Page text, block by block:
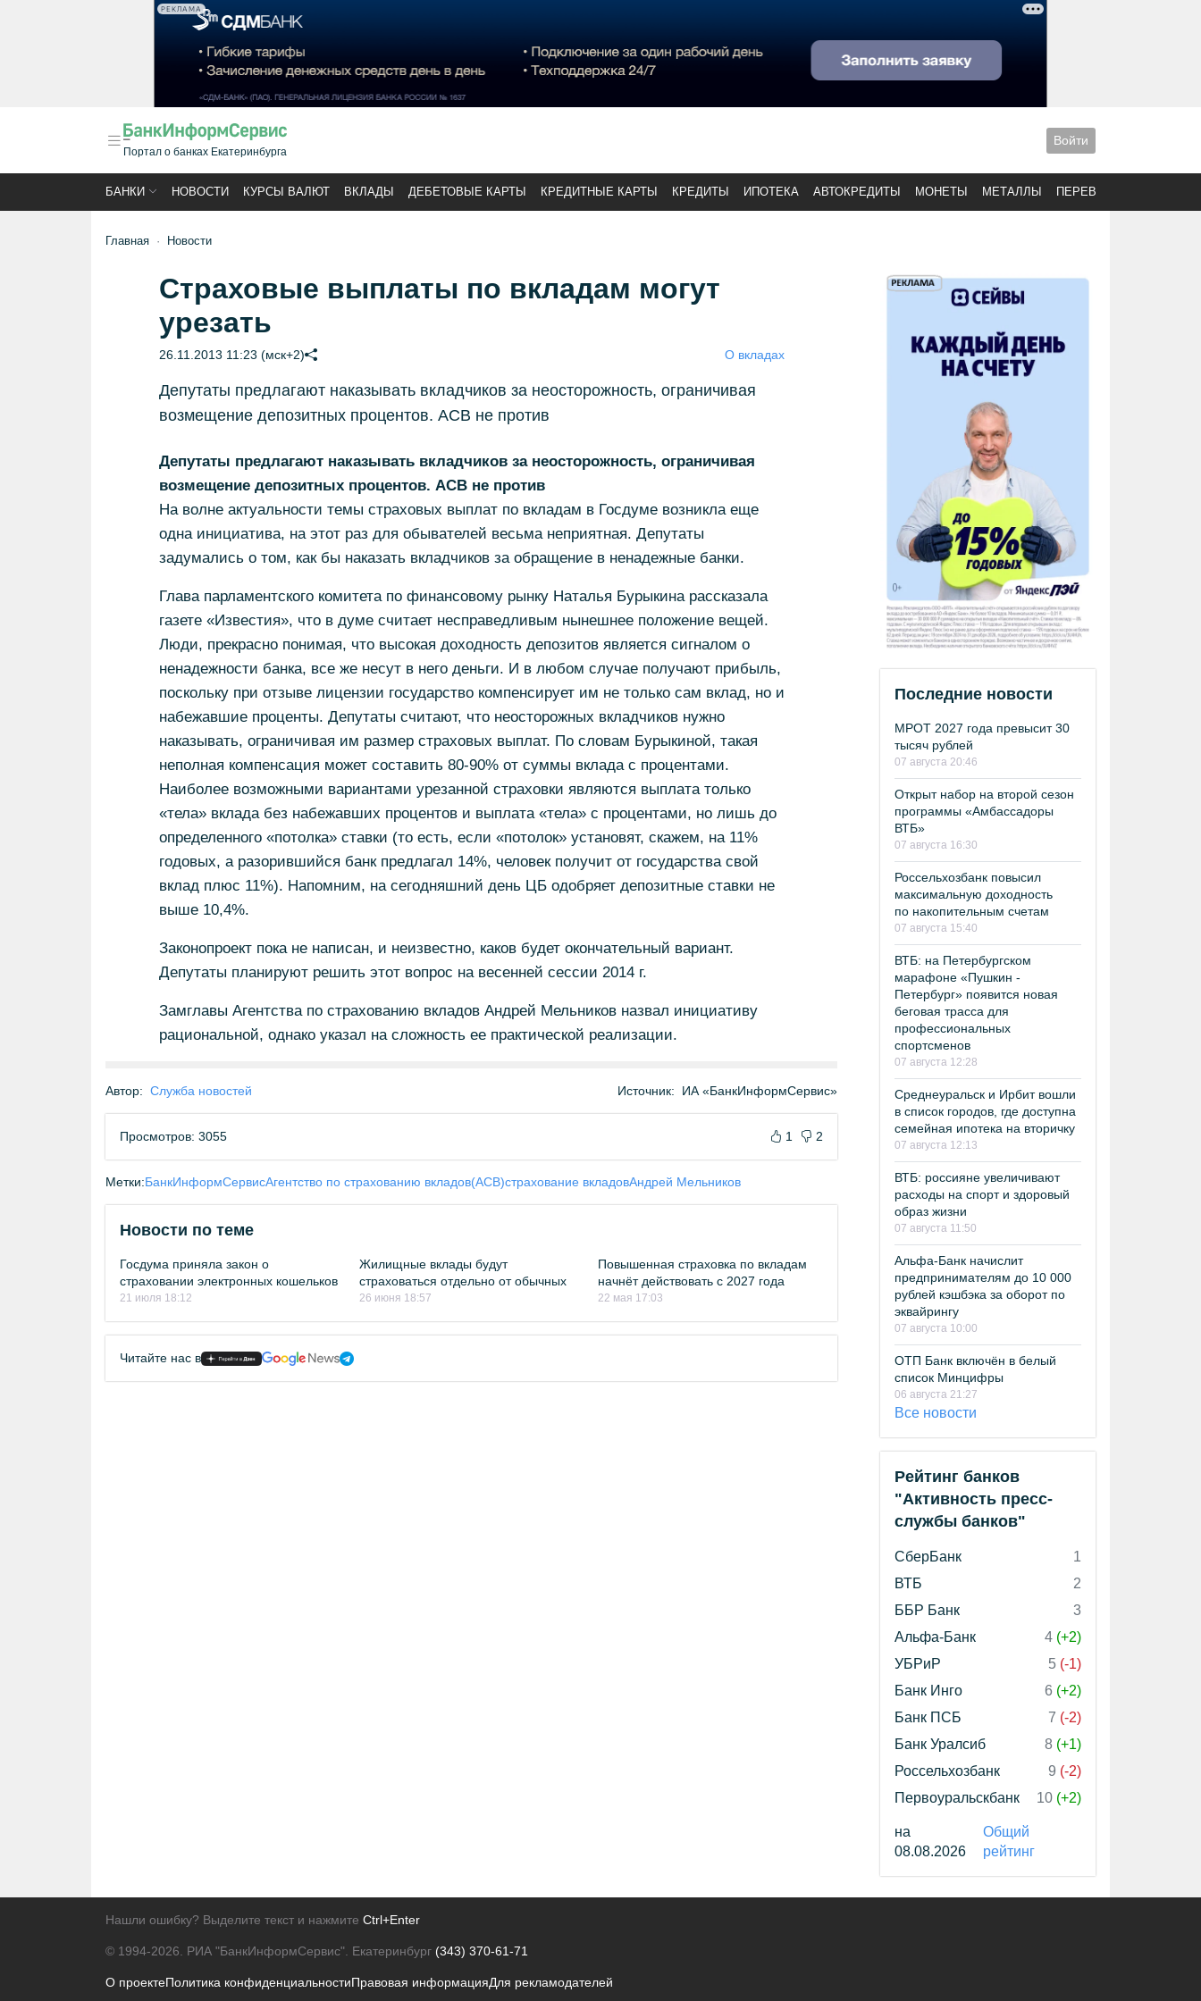
РЕКЛАМА
Портал о банках Екатеринбурга
Войти
БАНКИ НОВОСТИ КУРСЫ ВАЛЮТ ВКЛАДЫ ДЕБЕТОВЫЕ КАРТЫ КРЕДИТНЫЕ КАРТЫ КРЕДИТЫ ИПОТЕКА АВТОКРЕДИТЫ МОНЕТЫ МЕТАЛЛЫ ПЕРЕВОДЫ
Главная Новости
Страховые выплаты по вкладам могут
урезать
26.11.2013 11:23 (мск+2) О вкладах
Депутаты предлагают наказывать вкладчиков за неосторожность, ограничивая
возмещение депозитных процентов. АСВ не против
Депутаты предлагают наказывать вкладчиков за неосторожность, ограничивая
возмещение депозитных процентов. АСВ не против
На волне актуальности темы страховых выплат по вкладам в Госдуме возникла еще
одна инициатива, на этот раз для обывателей весьма неприятная. Депутаты
задумались о том, как бы наказать вкладчиков за обращение в ненадежные банки.
Глава парламентского комитета по финансовому рынку Наталья Бурыкина рассказала
газете «Известия», что в думе считает несправедливым нынешнее положение вещей.
Люди, прекрасно понимая, что высокая доходность депозитов является сигналом о
ненадежности банка, все же несут в него деньги. И в любом случае получают прибыль,
поскольку при отзыве лицензии государство компенсирует им не только сам вклад, но и
набежавшие проценты. Депутаты считают, что неосторожных вкладчиков нужно
наказывать, ограничивая им размер страховых выплат. По словам Бурыкиной, такая
неполная компенсация может составить 80-90% от суммы вклада с процентами.
Наиболее возможными вариантами урезанной страховки являются выплата только
«тела» вклада без набежавших процентов и выплата «тела» с процентами, но лишь до
определенного «потолка» ставки (то есть, если «потолок» установят, скажем, на 11%
годовых, а разорившийся банк предлагал 14%, человек получит от государства свой
вклад плюс 11%). Напомним, на сегодняшний день ЦБ одобряет депозитные ставки не
выше 10,4%.
Законопроект пока не написан, и неизвестно, каков будет окончательный вариант.
Депутаты планируют решить этот вопрос на весенней сессии 2014 г.
Замглавы Агентства по страхованию вкладов Андрей Мельников назвал инициативу
рациональной, однако указал на сложность ее практической реализации.
Автор: Служба новостей Источник: ИА «БанкИнформСервис»
Просмотров: 3055 1 2
Метки:БанкИнформСервисАгентство по страхованию вкладов(АСВ)страхование вкладовАндрей Мельников
Новости по теме
Госдума приняла закон о
страховании электронных кошельков
21 июля 18:12
Жилищные вклады будут
страховаться отдельно от обычных
26 июня 18:57
Повышенная страховка по вкладам
начнёт действовать с 2027 года
22 мая 17:03
Читайте нас в
Последние новости
МРОТ 2027 года превысит 30
тысяч рублей
07 августа 20:46
Открыт набор на второй сезон
программы «Амбассадоры
ВТБ»
07 августа 16:30
Россельхозбанк повысил
максимальную доходность
по накопительным счетам
07 августа 15:40
ВТБ: на Петербургском
марафоне «Пушкин -
Петербург» появится новая
беговая трасса для
профессиональных
спортсменов
07 августа 12:28
Среднеуральск и Ирбит вошли
в список городов, где доступна
семейная ипотека на вторичку
07 августа 12:13
ВТБ: россияне увеличивают
расходы на спорт и здоровый
образ жизни
07 августа 11:50
Альфа-Банк начислит
предпринимателям до 10 000
рублей кэшбэка за оборот по
эквайрингу
07 августа 10:00
ОТП Банк включён в белый
список Минцифры
06 августа 21:27
Все новости
Рейтинг банков
"Активность пресс-
службы банков"
СберБанк
1
ВТБ
2
ББР Банк
3
Альфа-Банк
4 (+2)
УБРиР
5 (-1)
Банк Инго
6 (+2)
Банк ПСБ
7 (-2)
Банк Уралсиб
8 (+1)
Россельхозбанк
9 (-2)
Первоуральскбанк
10 (+2)
на
08.08.2026
Общий
рейтинг
Нашли ошибку? Выделите текст и нажмите Ctrl+Enter
© 1994-2026. РИА "БанкИнформСервис". Екатеринбург (343) 370-61-71
О проектеПолитика конфиденциальностиПравовая информацияДля рекламодателей